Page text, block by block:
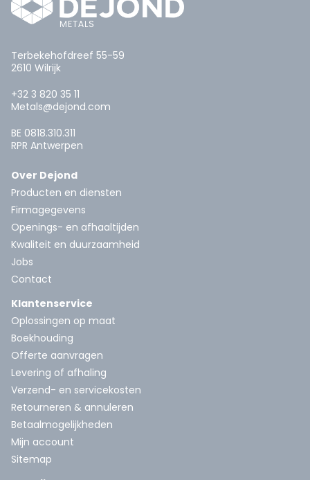
Terbekehofdreef 55-59
2610 Wilrijk
+32 3 820 35 11
Metals@dejond.com
BE 0818.310.311
RPR Antwerpen
Over Dejond
Producten en diensten
Firmagegevens
Openings- en afhaaltijden
Kwaliteit en duurzaamheid
Jobs
Contact
Klantenservice
Oplossingen op maat
Boekhouding
Offerte aanvragen
Levering of afhaling
Verzend- en servicekosten
Retourneren & annuleren
Betaalmogelijkheden
Mijn account
Sitemap